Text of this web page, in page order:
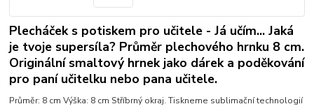
Plecháček s potiskem pro učitele - Já učím... Jaká
je tvoje supersíla? Průměr plechového hrnku 8 cm.
Originální smaltový hrnek jako dárek a poděkování
pro paní učitelku nebo pana učitele.
Průměr: 8 cm Výška: 8 cm Stříbrný okraj. Tiskneme sublimační technologií